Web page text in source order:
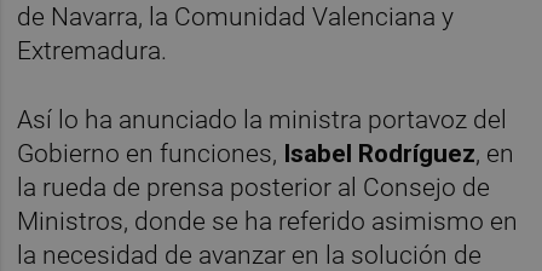
de Navarra, la Comunidad Valenciana y
Extremadura.
Así lo ha anunciado la ministra portavoz del
Gobierno en funciones, Isabel Rodríguez, en
la rueda de prensa posterior al Consejo de
Ministros, donde se ha referido asimismo en
la necesidad de avanzar en la solución de